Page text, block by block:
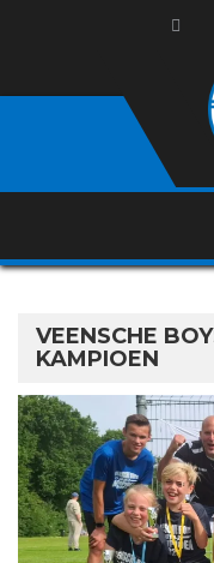
VEENSCHE
KAMPIOEN